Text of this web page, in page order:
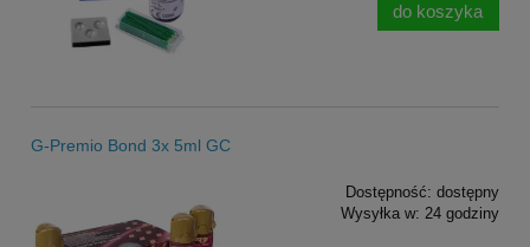
do koszyka
G-Premio Bond 3x 5ml GC
Dostępność: dostępny
Wysyłka w: 24 godziny